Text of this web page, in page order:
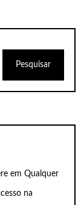
Pesquisar
em Qualquer
na